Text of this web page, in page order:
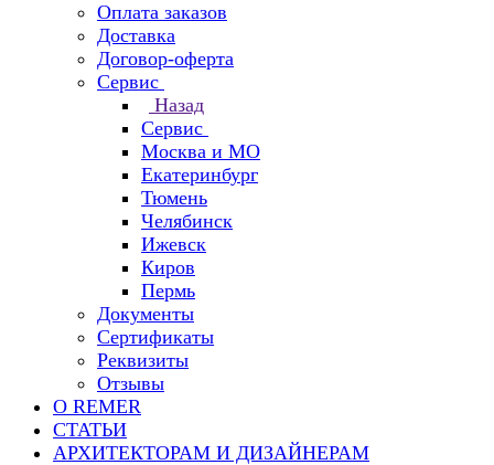
Оплата заказов
Доставка
Договор-оферта
Сервис
Назад
Сервис
Москва и МО
Екатеринбург
Тюмень
Челябинск
Ижевск
Киров
Пермь
Документы
Сертификаты
Реквизиты
Отзывы
О REMER
СТАТЬИ
АРХИТЕКТОРАМ И ДИЗАЙНЕРАМ